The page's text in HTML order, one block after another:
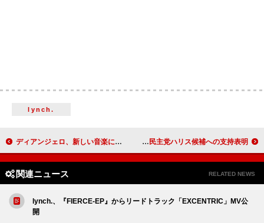
lynch.
ディアンジェロ、新しい音楽に取り組んでいるとラファエル・サディークが明かす スティーヴィー・ニックス、“友人”テイラー・スウィフトに続き民主党ハリス候補への支持表明
関連ニュース RELATED NEWS
lynch.、『FIERCE-EP』からリードトラック「EXCENTRIC」MV公
開